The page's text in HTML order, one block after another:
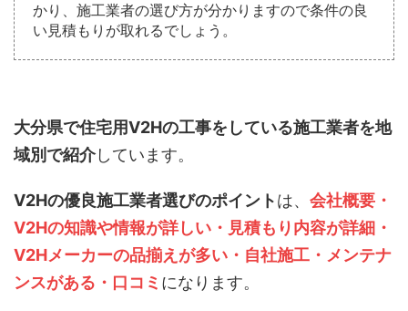
かり、施工業者の選び方が分かりますので条件の良
い見積もりが取れるでしょう。
大分県で住宅用V2Hの工事をしている施工業者を地
域別で紹介しています。
V2Hの優良施工業者選びのポイントは、 会社概要・
V2Hの知識や情報が詳しい・見積もり内容が詳細・
V2Hメーカーの品揃えが多い・自社施工・メンテナ
ンスがある・口コミ になります。